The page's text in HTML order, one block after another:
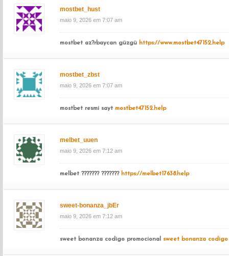
mostbet_hust
maio 9, 2026 em 7:07 am
mostbet az?rbaycan güzgü https://www.mostbet47152.help
mostbet_zbst
maio 9, 2026 em 7:07 am
mostbet resmi sayt mostbet47152.help
melbet_uuen
maio 9, 2026 em 7:12 am
melbet ??????? ??????? https://melbet17638.help
sweet-bonanza_jbEr
maio 9, 2026 em 7:12 am
sweet bonanza codigo promocional sweet bonanza